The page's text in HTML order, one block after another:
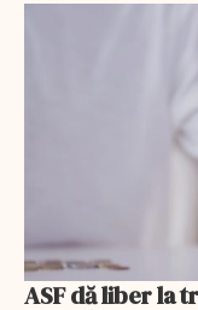
ASF dă liber la